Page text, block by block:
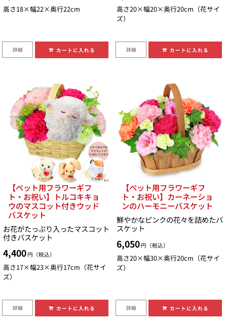
高さ18×幅22×奥行22cm
詳細 カートに入れる
高さ20×幅20×奥行20cm（花サイ
ズ）
詳細 カートに入れる
【ペット用フラワーギフ
ト・お祝い】トルコキキョ
ウのマスコット付きウッド
バスケット
お花がたっぷり入ったマスコット
付きバスケット
4,400 円（税込）
高さ17×幅23×奥行17cm（花サイ
ズ）
詳細 カートに入れる
【ペット用フラワーギフ
ト・お祝い】カーネーショ
ンのハーモニーバスケット
鮮やかなピンクの花々を詰めたバ
スケット
6,050 円（税込）
高さ20×幅30×奥行20cm（花サイ
ズ）
詳細 カートに入れる